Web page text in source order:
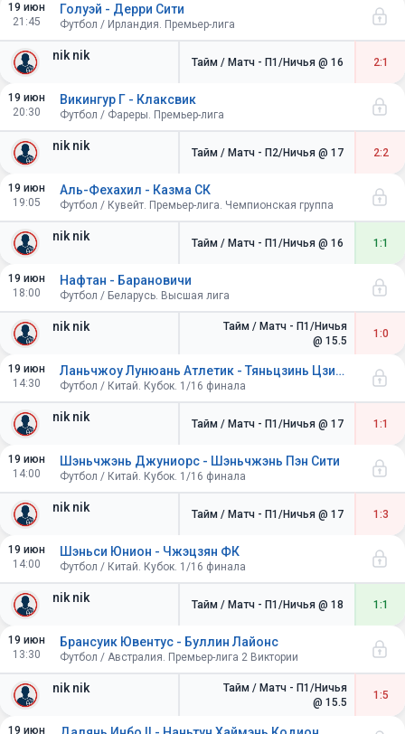
19 июн
21:45
nik nik
Голуэй - Дерри Сити
Футбол / Ирландия. Премьер-лига
Тайм / Матч - П1/Ничья @ 16 2:1
19 июн
20:30
nik nik
Викингур Г - Клаксвик
Футбол / Фареры. Премьер-лига
Тайм / Матч - П2/Ничья @ 17 2:2
19 июн
19:05
nik nik
Аль-Фехахил - Казма СК
Футбол / Кувейт. Премьер-лига. Чемпионская группа
Тайм / Матч - П1/Ничья @ 16 1:1
19 июн
18:00
nik nik
Нафтан - Барановичи
Футбол / Беларусь. Высшая лига
Тайм / Матч - П1/Ничья
@ 15.5
1:0
19 июн
14:30
nik nik
Ланьчжоу Лунюань Атлетик - Тяньцзинь Цзиньмэнь Тайгер
Футбол / Китай. Кубок. 1/16 финала
Тайм / Матч - П1/Ничья @ 17 1:1
19 июн
14:00
nik nik
Шэньчжэнь Джуниорс - Шэньчжэнь Пэн Сити
Футбол / Китай. Кубок. 1/16 финала
Тайм / Матч - П1/Ничья @ 17 1:3
19 июн
14:00
nik nik
Шэньси Юнион - Чжэцзян ФК
Футбол / Китай. Кубок. 1/16 финала
Тайм / Матч - П1/Ничья @ 18 1:1
19 июн
13:30
nik nik
Брансуик Ювентус - Буллин Лайонс
Футбол / Австралия. Премьер-лига 2 Виктории
Тайм / Матч - П1/Ничья
@ 15.5
1:5
19 июн